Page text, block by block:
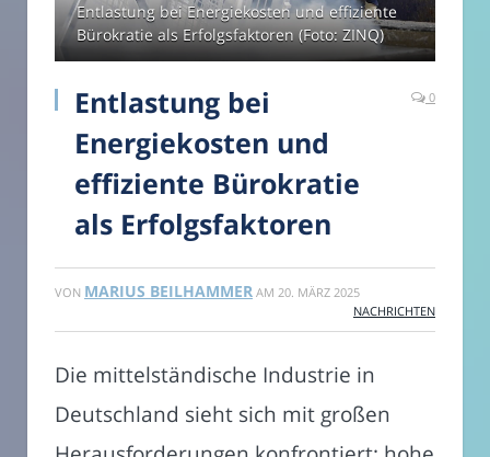
Entlastung bei Energiekosten und effiziente
Bürokratie als Erfolgsfaktoren (Foto: ZINQ)
Entlastung bei
Energiekosten und
effiziente Bürokratie
als Erfolgsfaktoren
0
VON MARIUS BEILHAMMER AM 20. MÄRZ 2025
NACHRICHTEN
Die mittelständische Industrie in
Deutschland sieht sich mit großen